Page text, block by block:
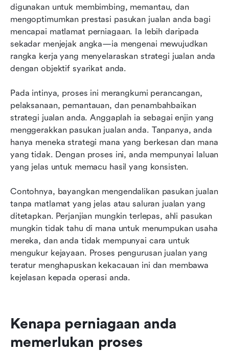
digunakan untuk membimbing, memantau, dan
mengoptimumkan prestasi pasukan jualan anda bagi
mencapai matlamat perniagaan. Ia lebih daripada
sekadar menjejak angka—ia mengenai mewujudkan
rangka kerja yang menyelaraskan strategi jualan anda
dengan objektif syarikat anda.
Pada intinya, proses ini merangkumi perancangan,
pelaksanaan, pemantauan, dan penambahbaikan
strategi jualan anda. Anggaplah ia sebagai enjin yang
menggerakkan pasukan jualan anda. Tanpanya, anda
hanya meneka strategi mana yang berkesan dan mana
yang tidak. Dengan proses ini, anda mempunyai laluan
yang jelas untuk memacu hasil yang konsisten.
Contohnya, bayangkan mengendalikan pasukan jualan
tanpa matlamat yang jelas atau saluran jualan yang
ditetapkan. Perjanjian mungkin terlepas, ahli pasukan
mungkin tidak tahu di mana untuk menumpukan usaha
mereka, dan anda tidak mempunyai cara untuk
mengukur kejayaan. Proses pengurusan jualan yang
teratur menghapuskan kekacauan ini dan membawa
kejelasan kepada operasi anda.
Kenapa perniagaan anda
memerlukan proses